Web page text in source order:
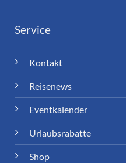
Service
Kontakt
Reisenews
Eventkalender
Urlaubsrabatte
Shop